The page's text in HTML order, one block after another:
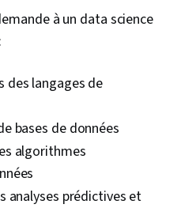
sur des données, Stockage
de données,
de l'entreprise, Modèle
sur les entreprises
à un data science
des langages de
bases de données
algorithmes
analyses prédictives et